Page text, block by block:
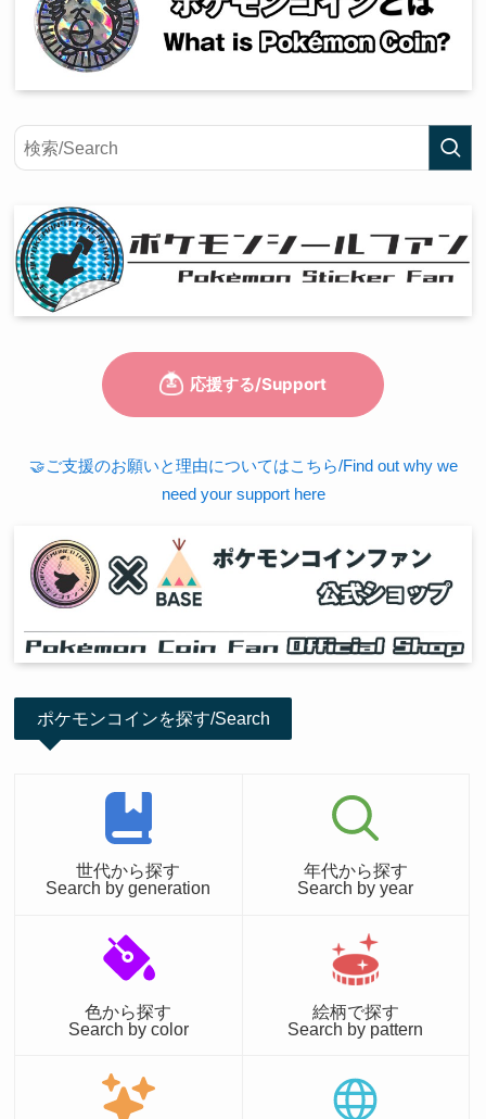
🤝ご支援のお願いと理由についてはこちら/Find out why we
need your support here
ポケモンコインを探す/Search
世代から探す
Search by generation
年代から探す
Search by year
色から探す
Search by color
絵柄で探す
Search by pattern